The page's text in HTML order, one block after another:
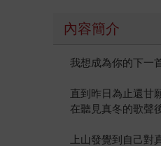
內容簡介
我想成為你的下一
直到昨日為止還甘
在聽見真冬的歌聲
上山發覺到自己對